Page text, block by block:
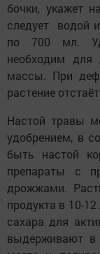
бочки, укажет
следует водой
по 700 мл.
необходим для
массы. При
растение
Настой травы
удобрением, в
быть настой
препараты с
дрожжами.
продукта в 10-
сахара для
выдерживают в